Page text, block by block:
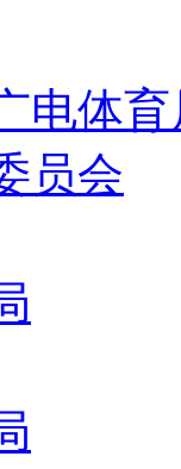
电体育
员会